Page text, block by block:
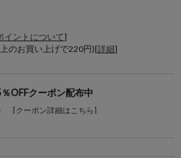
イントについて]
のお買い上げで220円)[詳細]
OFFクーポン配布中
[クーポン詳細はこちら]